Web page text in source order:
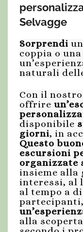
Selvagge
Sorprendi
coppia o
naturali
Con il nostro
offrire
disponibile
giorni, in
Questo
escursioni
organizzate
insieme alla
interessi, al
al tempo a
alla